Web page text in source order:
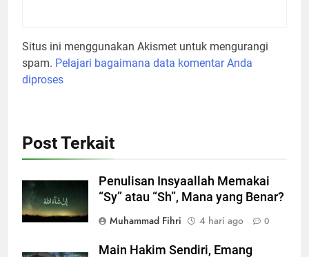
Situs ini menggunakan Akismet untuk mengurangi
spam. Pelajari bagaimana data komentar Anda
diproses
Post Terkait
Penulisan Insyaallah Memakai
“Sy” atau “Sh”, Mana yang Benar?
Muhammad Fihri
4 hari ago 0
Main Hakim Sendiri, Emang